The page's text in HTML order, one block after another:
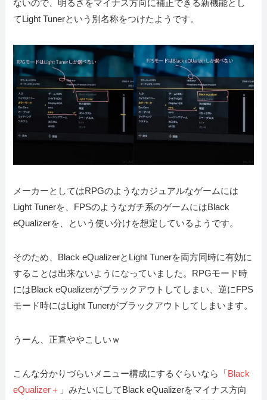
ないので、明るさをマイナス方向に補正できる新機能とし
てLight Tunerという別名称をつけたようです。
メーカーとしてはRPGのようなカジュアルなゲームには
Light Tunerを、FPSのようなガチ系のゲームにはBlack
eQualizerを、という使い分けを想定しているようです。
そのため、Black eQualizerとLight Tunerを両方同時に有効に
することは出来ないようになっていました。RPGモード時
にはBlack eQualizerがブラックアウトしてしまい、逆にFPS
モード時にはLight Tunerがブラックアウトしてしまいます。
うーん、正直ややこしいｗ
こんな分かりづらいメニュー構成にするぐらいなら「Black
eQualizer＋ 」みたいにしてBlack eQualizerをマイナス方向